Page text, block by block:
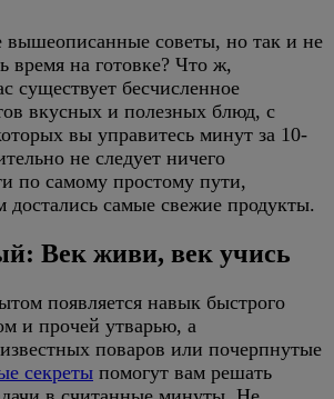
вышеописанные советы, но так и не
время на готовке? Что ж,
существует бесчисленное
вкусных и полезных блюд, с
вы управитесь минут за 10-
не следует ничего
по самому простому пути,
достались самые свежие продукты.
Век живи, век учись
появляется навык быстрого
и прочей утварью, а
поваров или почерпнутые
секреты помогут вам решать